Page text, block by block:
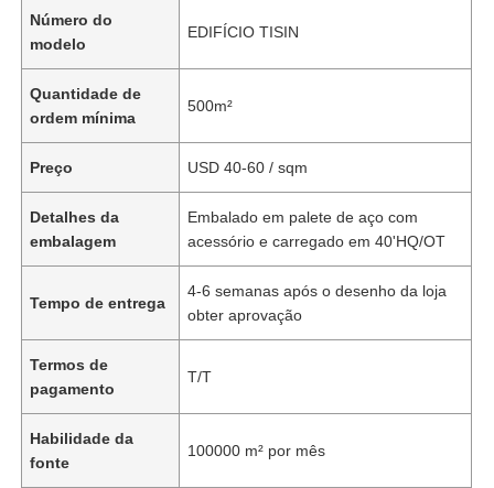
Número do
modelo
EDIFÍCIO TISIN
Quantidade de
ordem mínima
500m²
Preço USD 40-60 / sqm
Detalhes da
embalagem
Embalado em palete de aço com
acessório e carregado em 40'HQ/OT
Tempo de entrega
4-6 semanas após o desenho da loja
obter aprovação
Termos de
pagamento
T/T
Habilidade da
fonte
100000 m² por mês